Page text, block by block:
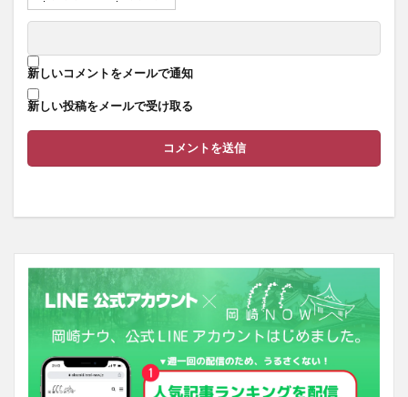
新しいコメントをメールで通知
新しい投稿をメールで受け取る